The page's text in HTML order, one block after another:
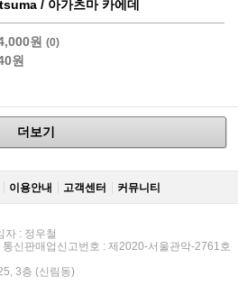
/ 아가츠마 카에데
원 (0)
원
더보기
이용안내 고객센터 커뮤니티
자 : 정우철
신판매업신고번호 : 제2020-서울관악-2761호
3층 (신림동)